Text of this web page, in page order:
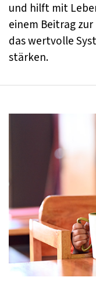
und hilft mit
einem Beitrag
das wertvolle
stärken.